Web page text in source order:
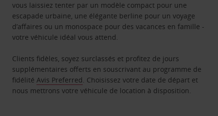
vous laissiez tenter par un modèle compact pour une
escapade urbaine, une élégante berline pour un voyage
d’affaires ou un monospace pour des vacances en famille -
votre véhicule idéal vous attend.
Clients fidèles, soyez surclassés et profitez de jours
supplémentaires offerts en souscrivant au programme de
fidélitéAvis Preferred. Choisissez votre date de départ et
nous mettrons votre véhicule de location à disposition.